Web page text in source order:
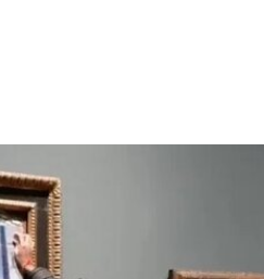
Constructions）迅速崭
了深远影响，促使两人共
（Judson Dance
十年间重塑了现代舞的
斯顿曾写道：“福蒂这组激